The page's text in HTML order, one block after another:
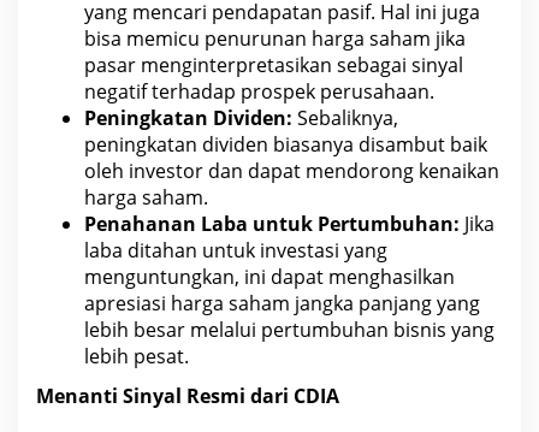
yang mencari pendapatan pasif. Hal ini juga
bisa memicu penurunan harga saham jika
pasar menginterpretasikan sebagai sinyal
negatif terhadap prospek perusahaan.
Peningkatan Dividen: Sebaliknya,
peningkatan dividen biasanya disambut baik
oleh investor dan dapat mendorong kenaikan
harga saham.
Penahanan Laba untuk Pertumbuhan: Jika
laba ditahan untuk investasi yang
menguntungkan, ini dapat menghasilkan
apresiasi harga saham jangka panjang yang
lebih besar melalui pertumbuhan bisnis yang
lebih pesat.
Menanti Sinyal Resmi dari CDIA